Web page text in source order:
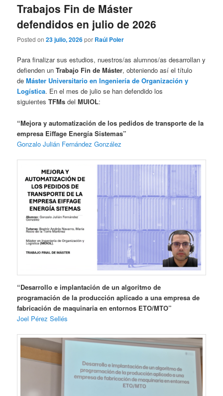
Trabajos Fin de Máster
defendidos en julio de 2026
Posted on23 julio, 2026por Raúl Poler
Para finalizar sus estudios, nuestros/as alumnos/as desarrollan y
defienden unTrabajo Fin de Máster, obteniendo así el título
deMáster Universitario en Ingeniería de Organización y
Logística. En el mes de julio se han defendido los
siguientesTFMs delMUIOL:
“Mejora y automatización de los pedidos de transporte de la
empresa Eiffage Energía Sistemas”
Gonzalo Julián Fernández González
“Desarrollo e implantación de un algoritmo de
programación de la producción aplicado a una empresa de
fabricación de maquinaria en entornos ETO/MTO”
Joel Pérez Sellés